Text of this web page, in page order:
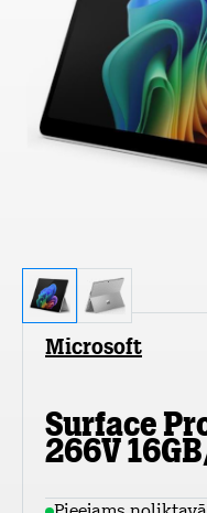
Microsoft
Surface
266V